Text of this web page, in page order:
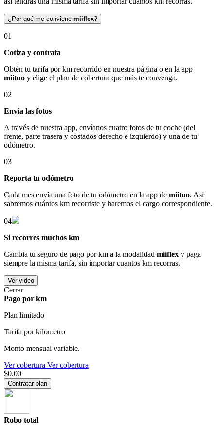
¿Por qué me conviene miiflex?
01
Cotiza y contrata
Obtén tu tarifa por km recorrido en nuestra página o en la app
miituo y elige el plan de cobertura que más te convenga.
02
Envía las fotos
A través de nuestra app, envíanos cuatro fotos de tu coche (del
frente, parte trasera y costados derecho e izquierdo) y una de tu
odómetro.
03
Reporta tu odómetro
Cada mes envía una foto de tu odómetro en la app de miituo. Así
sabremos cuántos km recorriste y haremos el cargo correspondiente.
04
Si recorres muchos km
Cambia tu seguro de pago por km a la modalidad miiflex y paga
siempre la misma tarifa, sin importar cuantos km recorras.
Ver video
Cerrar
Pago por km
Plan limitado
Tarifa por kilómetro
Monto mensual variable.
Ver cobertura Ver cobertura
$0.00
Contratar plan
Robo total